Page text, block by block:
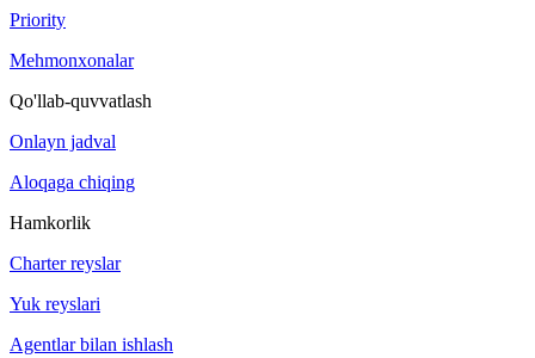
Priority
Mehmonxonalar
Qo'llab-quvvatlash
Onlayn jadval
Aloqaga chiqing
Hamkorlik
Charter reyslar
Yuk reyslari
Agentlar bilan ishlash